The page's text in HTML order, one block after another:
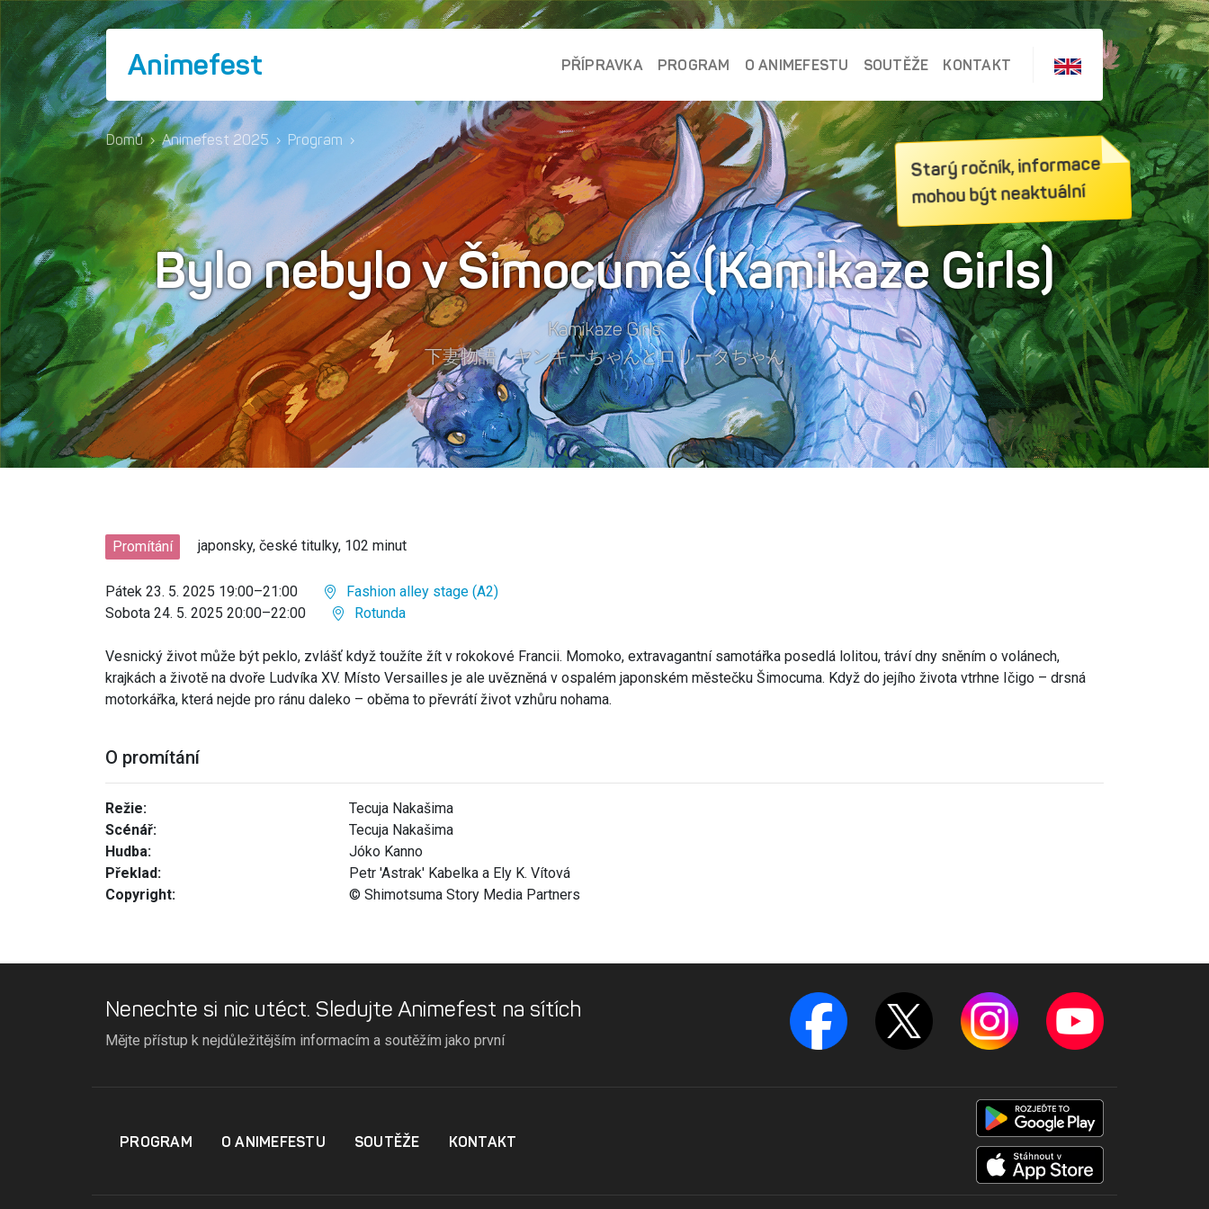
Animefest PŘÍPRAVKA PROGRAM O ANIMEFESTU SOUTĚŽE KONTAKT
Domů › Animefest 2025 › Program ›
Bylo nebylo v Šimocumě (Kamikaze Girls)
Kamikaze Girls
下妻物語 ヤンキーちゃんとロリータちゃん
Starý ročník, informace
mohou být neaktuální
Promítání japonsky, české titulky, 102 minut
Pátek 23. 5. 2025 19:00–21:00
Fashion alley stage (A2)
Sobota 24. 5. 2025 20:00–22:00
Rotunda
Vesnický život může být peklo, zvlášť když toužíte žít v rokokové Francii. Momoko, extravagantní samotářka posedlá lolitou, tráví dny sněním o volánech,
krajkách a životě na dvoře Ludvíka XV. Místo Versailles je ale uvězněná v ospalém japonském městečku Šimocuma. Když do jejího života vtrhne Ičigo – drsná
motorkářka, která nejde pro ránu daleko – oběma to převrátí život vzhůru nohama.
O promítání
Režie:
Tecuja Nakašima
Scénář:
Tecuja Nakašima
Hudba:
Jóko Kanno
Překlad:
Petr 'Astrak' Kabelka a Ely K. Vítová
Copyright:
© Shimotsuma Story Media Partners
Nenechte si nic utéct. Sledujte Animefest na sítích
Mějte přístup k nejdůležitějším informacím a soutěžím jako první
PROGRAM O ANIMEFESTU SOUTĚŽE KONTAKT